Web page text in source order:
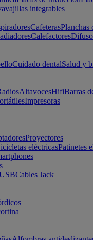
integrables
CafeterasPlanchas
Calefactores
Cuidado dentalSalud y
AltavocesHifiBarras
Impresoras
Proyectores
eléctricasPatinetes
Cables Jack